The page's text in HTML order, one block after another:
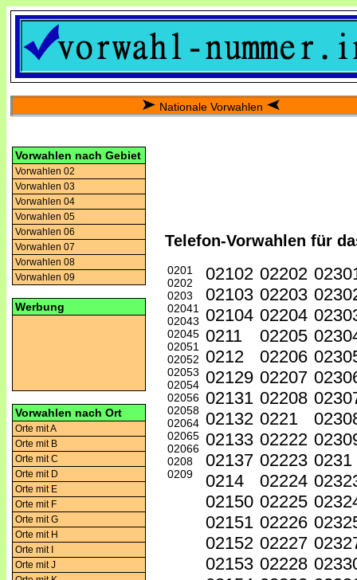
Nationale Vorwahlen
Vorwahlen nach Gebiet
Vorwahlen 02
Vorwahlen 03
Vorwahlen 04
Vorwahlen 05
Vorwahlen 06
Vorwahlen 07
Vorwahlen 08
Vorwahlen 09
Werbung
Vorwahlen nach Ort
Orte mit A
Orte mit B
Orte mit C
Orte mit D
Orte mit E
Orte mit F
Orte mit G
Orte mit H
Orte mit I
Orte mit J
Telefon-Vorwahlen für
0201
0202
0203
02041
02043
02045
02051
02052
02053
02054
02056
02058
02064
02065
02066
0208
0209
02102
02103
02104
0211
0212
02129
02131
02132
02133
02137
0214
02150
02151
02152
02153
02202
02203
02204
02205
02206
02207
02208
0221
02222
02223
02224
02225
02226
02227
02228
0231